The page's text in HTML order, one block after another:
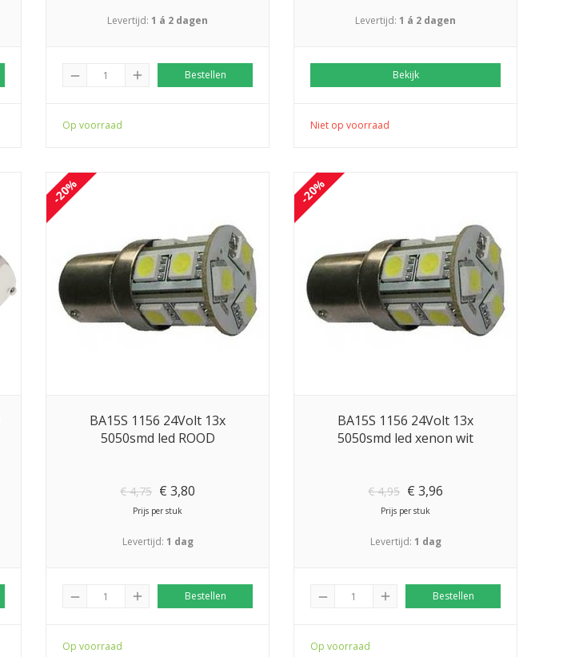
Levertijd: 1 á 2 dagen
remove add Bestellen
Op voorraad
Levertijd: 1 á 2 dagen
Bekijk
Niet op voorraad
-20%
BA15S 1156 24Volt 13x
5050smd led ROOD
€4,75 € 3,80
Prijs per stuk
Levertijd: 1 dag
remove add Bestellen
Op voorraad
-20%
BA15S 1156 24Volt 13x
5050smd led xenon wit
€4,95 € 3,96
Prijs per stuk
Levertijd: 1 dag
remove add Bestellen
Op voorraad